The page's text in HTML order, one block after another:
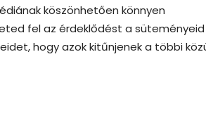
köszönhetően könnyen
fel az érdeklődést a süteményeid
hogy azok kitűnjenek a többi